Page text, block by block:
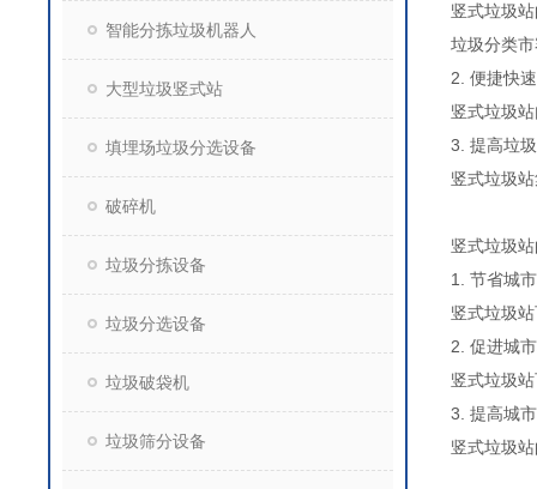
智能分拣垃圾机器人
大型垃圾竖式站
填埋场垃圾分选设备
破碎机
垃圾分拣设备
垃圾分选设备
垃圾破袋机
垃圾筛分设备
竖式垃圾站
垃圾分类
2. 便捷快
竖式垃圾站
3. 提高垃
竖式垃圾站
竖式垃圾站
1. 节省城
竖式垃圾
2. 促进城
竖式垃圾
3. 提高城
竖式垃圾